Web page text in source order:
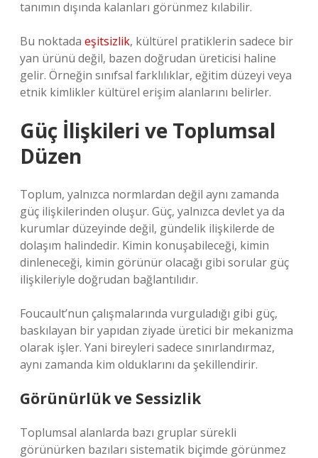
tanımın dışında kalanları görünmez kılabilir.
Bu noktada eşitsizlik, kültürel pratiklerin sadece bir
yan ürünü değil, bazen doğrudan üreticisi haline
gelir. Örneğin sınıfsal farklılıklar, eğitim düzeyi veya
etnik kimlikler kültürel erişim alanlarını belirler.
Güç İlişkileri ve Toplumsal
Düzen
Toplum, yalnızca normlardan değil aynı zamanda
güç ilişkilerinden oluşur. Güç, yalnızca devlet ya da
kurumlar düzeyinde değil, gündelik ilişkilerde de
dolaşım halindedir. Kimin konuşabileceği, kimin
dinleneceği, kimin görünür olacağı gibi sorular güç
ilişkileriyle doğrudan bağlantılıdır.
Foucault’nun çalışmalarında vurguladığı gibi güç,
baskılayan bir yapıdan ziyade üretici bir mekanizma
olarak işler. Yani bireyleri sadece sınırlandırmaz,
aynı zamanda kim olduklarını da şekillendirir.
Görünürlük ve Sessizlik
Toplumsal alanlarda bazı gruplar sürekli
görünürken bazıları sistematik biçimde görünmez